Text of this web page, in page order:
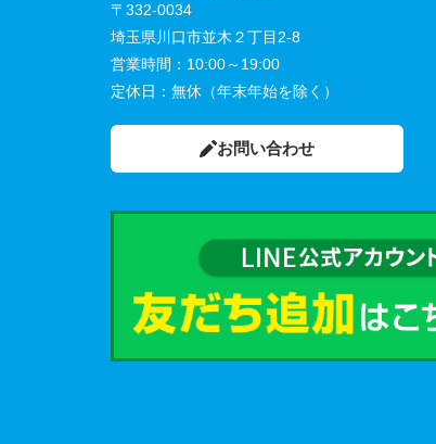
〒332-0034
埼玉県川口市並木２丁目2-8
営業時間： 10:00～19:00
定休日： 無休（年末年始を除く）
お問い合わせ